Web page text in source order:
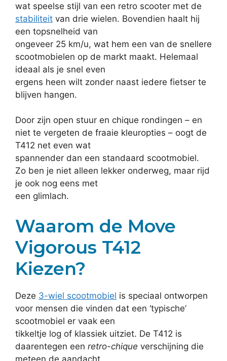
wat speelse stijl van een retro scooter met de
stabiliteit van drie wielen. Bovendien haalt hij
een topsnelheid van
ongeveer 25 km/u, wat hem een van de snellere
scootmobielen op de markt maakt. Helemaal
ideaal als je snel even
ergens heen wilt zonder naast iedere fietser te
blijven hangen.
Door zijn open stuur en chique rondingen – en
niet te vergeten de fraaie kleuropties – oogt de
T412 net even wat
spannender dan een standaard scootmobiel.
Zo ben je niet alleen lekker onderweg, maar rijd
je ook nog eens met
een glimlach.
Waarom de Move
Vigorous T412
Kiezen?
Deze 3-wiel scootmobiel is speciaal ontworpen
voor mensen die vinden dat een ‘typische’
scootmobiel er vaak een
tikkeltje log of klassiek uitziet. De T412 is
daarentegen een retro-chique verschijning die
meteen de aandacht